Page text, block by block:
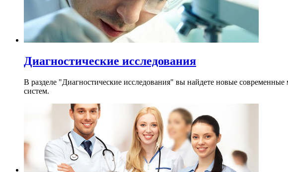
Диагностические исследования
В разделе "Диагностические исследования" вы найдете новые
систем.